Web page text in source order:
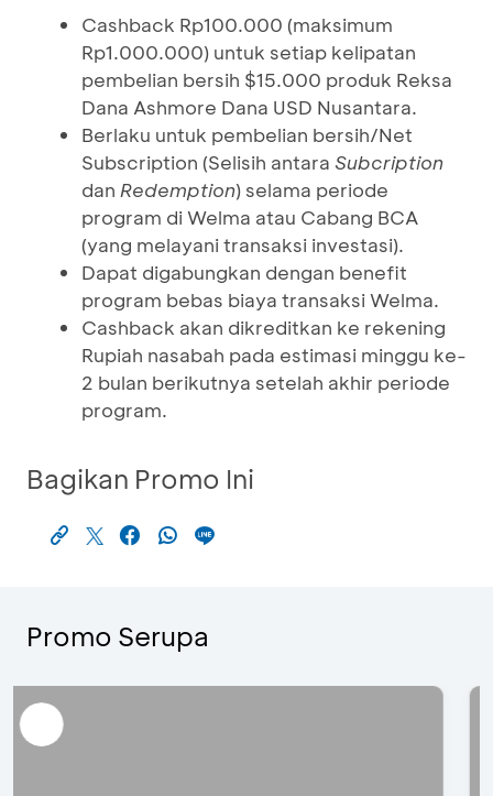
Cashback Rp100.000 (maksimum
Rp1.000.000) untuk setiap kelipatan
pembelian bersih $15.000 produk Reksa
Dana Ashmore Dana USD Nusantara.
Berlaku untuk pembelian bersih/Net
Subscription (Selisih antara Subcription
dan Redemption) selama periode
program di Welma atau Cabang BCA
(yang melayani transaksi investasi).
Dapat digabungkan dengan benefit
program bebas biaya transaksi Welma.
Cashback akan dikreditkan ke rekening
Rupiah nasabah pada estimasi minggu ke-
2 bulan berikutnya setelah akhir periode
program.
Bagikan Promo Ini
Promo Serupa